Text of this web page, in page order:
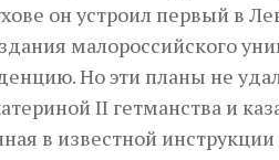
он устроил первый в
малороссийского
Но эти планы не
ІІ гетманства и
в известной